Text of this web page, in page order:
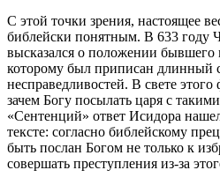
С этой точки зрения, настоящее
библейски понятным. В 633 году
высказался о положении
которому был приписан длинный
несправедливостей. В свете этого
зачем Богу посылать царя с
«Сентенций» ответ Исидора
тексте: согласно библейскому
быть послан Богом не только к
совершать преступления из-за